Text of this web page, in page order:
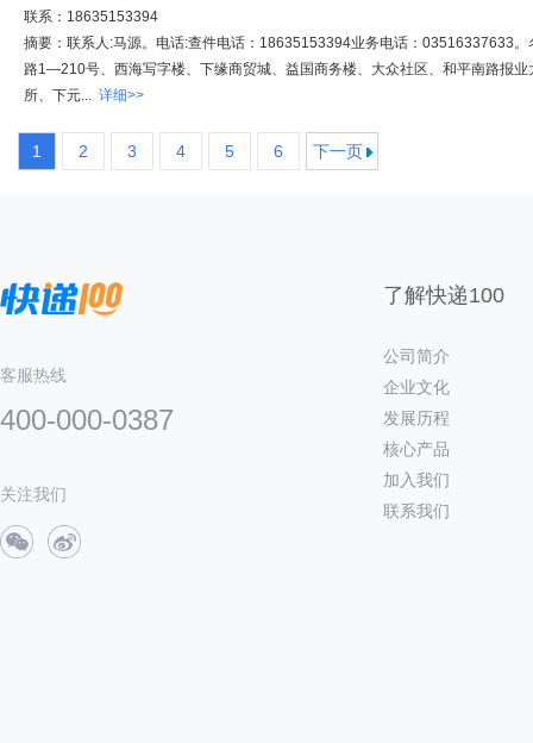
联系：18635153394
摘要：联系人:马源。电话:查件电话：18635153394业务电话：03516337633。
路1—210号、西海写字楼、下缘商贸城、益国商务楼、大众社区、和平南路报
所、下元... 详细>>
1 2 3 4 5 6 下一页
客服热线
400-000-0387
关注我们
了解快递100
公司简介
企业文化
发展历程
核心产品
加入我们
联系我们